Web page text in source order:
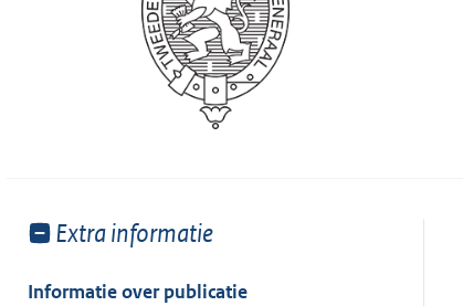
Toon
van:
Extra informatie
Informatie over publicatie